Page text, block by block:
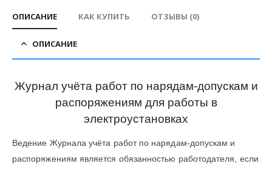
ОПИСАНИЕ КАК КУПИТЬ ОТЗЫВЫ (0)
ОПИСАНИЕ
Журнал учёта работ по нарядам-допускам и
распоряжениям для работы в
электроустановках
Ведение Журнала учёта работ по нарядам-допускам и
распоряжениям является обязанностью работодателя, если